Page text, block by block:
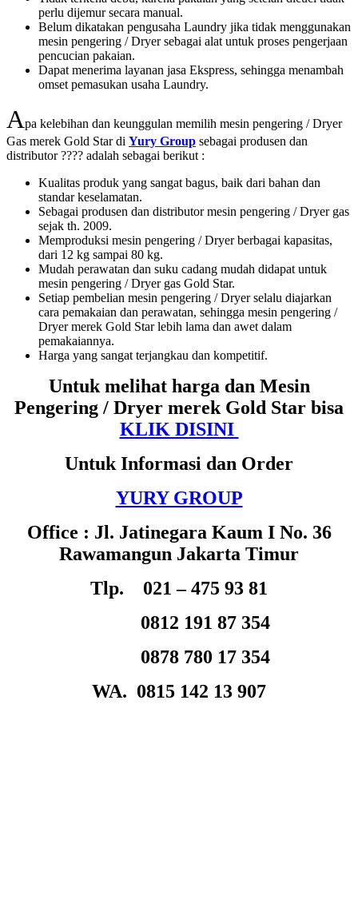
perlu dijemur secara manual.
Belum dikatakan pengusaha Laundry jika tidak menggunakan
mesin pengering / Dryer sebagai alat untuk proses pengerjaan
pencucian pakaian.
Dapat menerima layanan jasa Ekspress, sehingga menambah
omset pemasukan usaha Laundry.
Apa kelebihan dan keunggulan memilih mesin pengering / Dryer
Gas merek Gold Star di Yury Group sebagai produsen dan
distributor ???? adalah sebagai berikut :
Kualitas produk yang sangat bagus, baik dari bahan dan
standar keselamatan.
Sebagai produsen dan distributor mesin pengering / Dryer gas
sejak th. 2009.
Memproduksi mesin pengering / Dryer berbagai kapasitas,
dari 12 kg sampai 80 kg.
Mudah perawatan dan suku cadang mudah didapat untuk
mesin pengering / Dryer gas Gold Star.
Setiap pembelian mesin pengering / Dryer selalu diajarkan
cara pemakaian dan perawatan, sehingga mesin pengering /
Dryer merek Gold Star lebih lama dan awet dalam
pemakaiannya.
Harga yang sangat terjangkau dan kompetitif.
Untuk melihat harga dan Mesin
Pengering / Dryer merek Gold Star bisa
KLIK DISINI
Untuk Informasi dan Order
YURY GROUP
Office : Jl. Jatinegara Kaum I No. 36
Rawamangun Jakarta Timur
Tlp. 021 – 475 93 81
0812 191 87 354
0878 780 17 354
WA. 0815 142 13 907